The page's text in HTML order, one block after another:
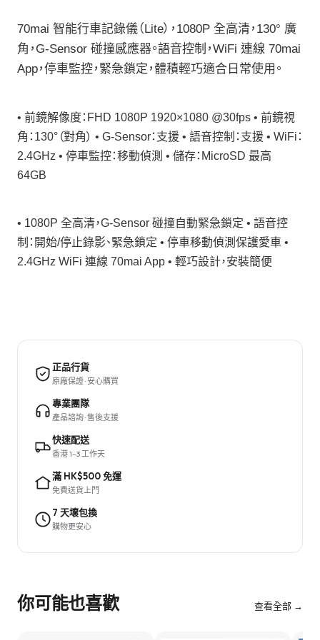
70mai 智能行車記錄儀（Lite），1080P 全高清，130° 廣
角，G-Sensor 碰撞感應器。語音控制，WiFi 連線 70mai
App，停車監控，緊急鎖定，體積輕巧適合日常使用。
• 前鏡解像度：FHD 1080P 1920×1080 @30fps • 前鏡視
角：130°（對角） • G-Sensor：支援 • 語音控制：支援 • WiFi：
2.4GHz • 停車監控：移動偵測 • 儲存：MicroSD 最高
64GB
• 1080P 全高清，G-Sensor 碰撞自動緊急鎖定 • 語音控
制：開始/停止錄影、緊急鎖定 • 停車移動偵測保護愛車 •
2.4GHz WiFi 連線 70mai App • 輕巧設計，安裝簡便
正品行貨
原廠保證 · 安心購買
專業團隊
產品諮詢 · 售後支援
快速配送
香港 1–3 工作天
滿 HK$500 免運
免費送貨上門
7 天壞包換
購物更安心
你可能也喜歡 查看全部 →